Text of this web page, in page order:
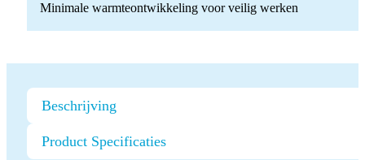
Minimale warmteontwikkeling voor veilig werken
Beschrijving
Product Specificaties